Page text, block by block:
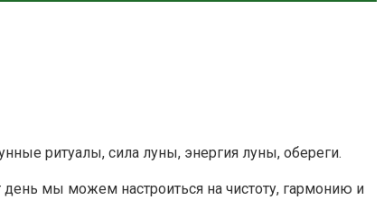
ритуалы, сила луны, энергия луны, обереги.
мы можем настроиться на чистоту, гармонию и